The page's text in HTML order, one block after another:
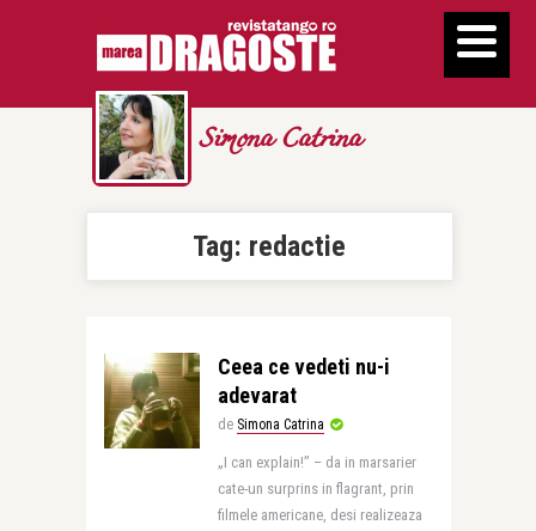
Simona Catrina
Tag: redactie
Ceea ce vedeti nu-i
adevarat
de Simona Catrina
„I can explain!” – da in marsarier
cate-un surprins in flagrant, prin
filmele americane, desi realizeaza